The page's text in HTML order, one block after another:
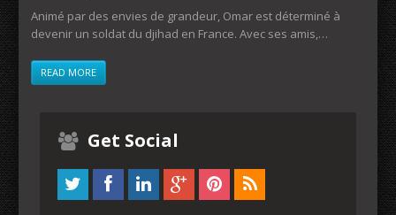
Animé par des envies de grandeur, Omar est déterminé à
devenir un soldat du djihad en France. Avec ses amis,…
READ MORE
Get Social